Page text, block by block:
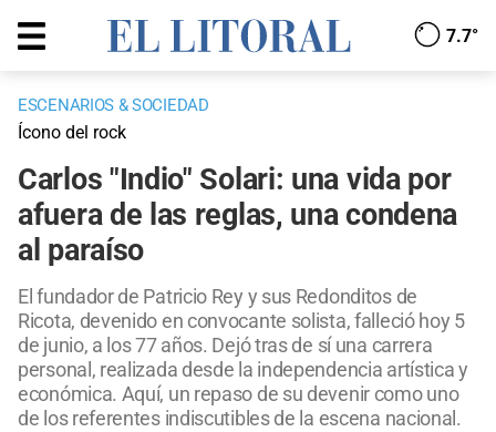
7.7°
ESCENARIOS & SOCIEDAD
Ícono del rock
Carlos "Indio" Solari: una vida por
afuera de las reglas, una condena
al paraíso
El fundador de Patricio Rey y sus Redonditos de
Ricota, devenido en convocante solista, falleció hoy 5
de junio, a los 77 años. Dejó tras de sí una carrera
personal, realizada desde la independencia artística y
económica. Aquí, un repaso de su devenir como uno
de los referentes indiscutibles de la escena nacional.